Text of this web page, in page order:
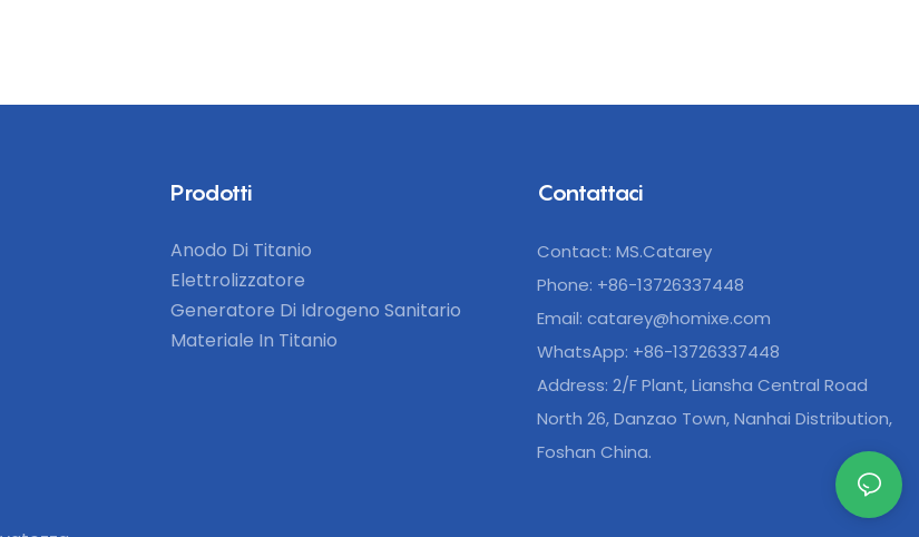
Prodotti
Anodo Di Titanio
Elettrolizzatore
Generatore Di Idrogeno Sanitario
Materiale In Titanio
Contattaci
Contact: MS.Catarey
Phone: +86-13726337448
Email:catarey@homixe.com
WhatsApp: +86-13726337448
Address: 2/F Plant, Liansha Central Road
North 26, Danzao Town, Nanhai Distribution,
Foshan China.